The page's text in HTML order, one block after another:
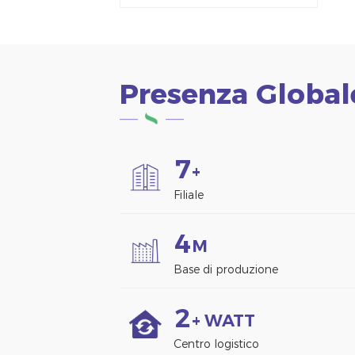
Presenza
7+
Filiale
4M
Base di produzione
2+ WATT
Centro logistico